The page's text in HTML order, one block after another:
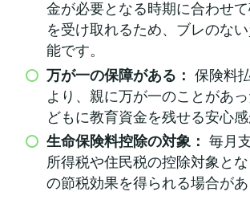
金が必要となる時期に合わせ
を受け取れるため、ブレのな
能です。
万が一の保障がある： 保険料
より、親に万が一のことがあ
どもに教育資金を残せる安心感
生命保険料控除の対象： 毎月
所得税や住民税の控除対象と
の節税効果を得られる場合があ